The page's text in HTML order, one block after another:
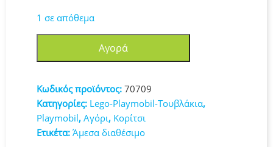
1 σε απόθεμα
ΤΟΝ
BLACK
KNIGHT
(70709)
Αγορά
Κωδικός προϊόντος: 70709
Κατηγορίες: Lego-Playmobil-Τουβλάκια,
Playmobil, Αγόρι, Κορίτσι
Ετικέτα: Άμεσα διαθέσιμο